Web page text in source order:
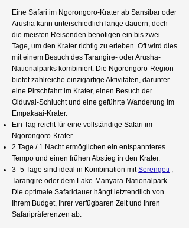
Eine Safari im Ngorongoro-Krater ab Sansibar oder
Arusha kann unterschiedlich lange dauern, doch
die meisten Reisenden benötigen ein bis zwei
Tage, um den Krater richtig zu erleben. Oft wird dies
mit einem Besuch des Tarangire- oder Arusha-
Nationalparks kombiniert. Die Ngorongoro-Region
bietet zahlreiche einzigartige Aktivitäten, darunter
eine Pirschfahrt im Krater, einen Besuch der
Olduvai-Schlucht und eine geführte Wanderung im
Empakaai-Krater.
Ein Tag reicht für eine vollständige Safari im
Ngorongoro-Krater.
2 Tage / 1 Nacht ermöglichen ein entspannteres
Tempo und einen frühen Abstieg in den Krater.
3–5 Tage sind ideal in Kombination mitSerengeti
Tarangire oder dem Lake-Manyara-Nationalpark.
Die optimale Safaridauer hängt letztendlich von
Ihrem Budget, Ihrer verfügbaren Zeit und Ihren
Safaripräferenzen ab.